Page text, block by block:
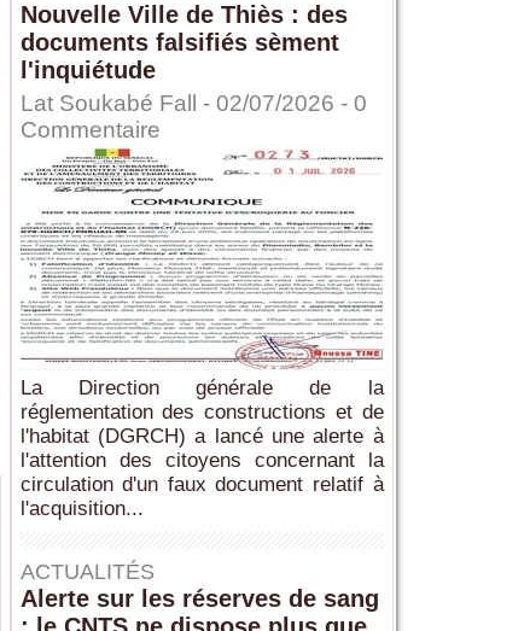
Nouvelle Ville de Thiès : des
documents falsifiés sèment
l'inquiétude
Lat Soukabé Fall - 02/07/2026 - 0
Commentaire
La Direction générale de la
réglementation des constructions et de
l'habitat (DGRCH) a lancé une alerte à
l'attention des citoyens concernant la
circulation d'un faux document relatif à
l'acquisition...
ACTUALITÉS
Alerte sur les réserves de sang